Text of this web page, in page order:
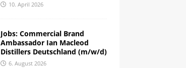
10. April 2026
Jobs: Commercial Brand
Ambassador Ian Macleod
Distillers Deutschland (m/w/d)
6. August 2026